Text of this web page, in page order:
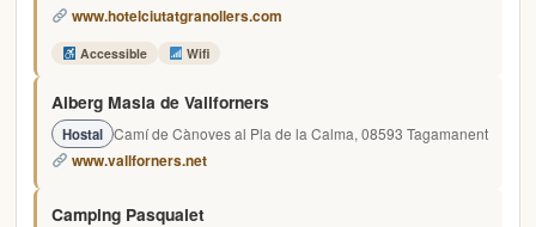
www.hotelciutatgranollers.com
Accessible Wifi
Alberg Masia de Vallforners
Hostal Camí de Cànoves al Pla de la Calma, 08593 Tagamanent
www.vallforners.net
Camping Pasqualet